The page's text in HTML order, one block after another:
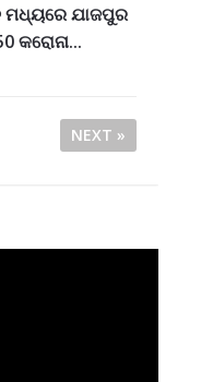
ମଧ୍ୟରେ ଯାଜପୁର
କରୋନା...
NEXT »